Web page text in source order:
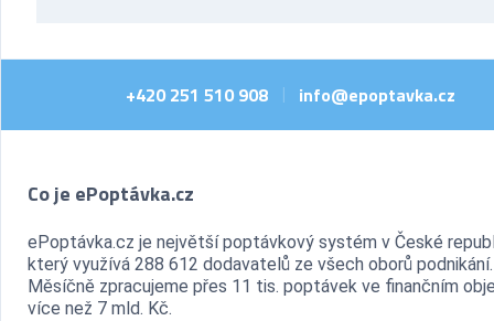
+420 251 510 908 info@epoptavka.cz
Co je ePoptávka.cz
ePoptávka.cz je největší poptávkový systém v České
který využívá 288 612 dodavatelů ze všech oborů podnikání.
Měsíčně zpracujeme přes 11 tis. poptávek ve finančním
více než 7 mld. Kč.